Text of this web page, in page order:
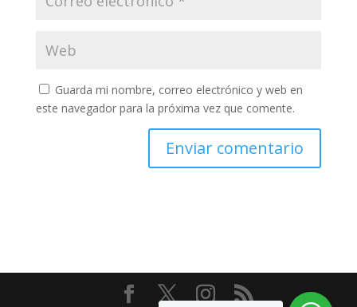
Guarda mi nombre, correo electrónico y web en
este navegador para la próxima vez que comente.